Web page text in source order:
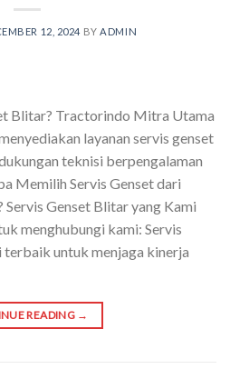
12, 2024 BYADMIN
Blitar? Tractorindo Mitra Utama
layanan servis genset
teknisi berpengalaman
Memilih Servis Genset dari
Genset Blitar yang Kami
menghubungi kami: Servis
terbaik untuk menjaga kinerja
READING →